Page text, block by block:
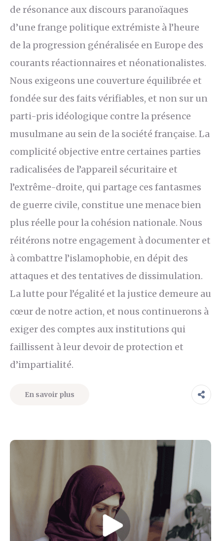
de résonance aux discours paranoïaques
d’une frange politique extrémiste à l’heure
de la progression généralisée en Europe des
courants réactionnaires et néonationalistes.
Nous exigeons une couverture équilibrée et
fondée sur des faits vérifiables, et non sur un
parti-pris idéologique contre la présence
musulmane au sein de la société française. La
complicité objective entre certaines parties
radicalisées de l’appareil sécuritaire et
l’extrême-droite, qui partage ces fantasmes
de guerre civile, constitue une menace bien
plus réelle pour la cohésion nationale. Nous
réitérons notre engagement à documenter et
à combattre l’islamophobie, en dépit des
attaques et des tentatives de dissimulation.
La lutte pour l’égalité et la justice demeure au
cœur de notre action, et nous continuerons à
exiger des comptes aux institutions qui
faillissent à leur devoir de protection et
d’impartialité.
En savoir plus